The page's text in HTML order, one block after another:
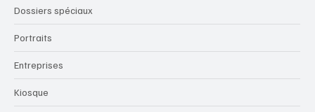
Dossiers spéciaux
Portraits
Entreprises
Kiosque